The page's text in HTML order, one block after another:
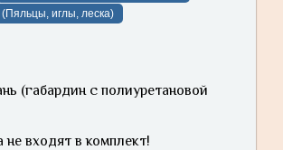
иглы, леска)
(габардин с полиуретановой
входят в комплект!